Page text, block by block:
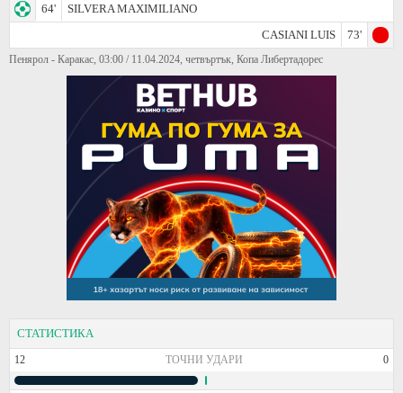
64'
SILVERA MAXIMILIANO
CASIANI LUIS
73'
Пенярол - Каракас, 03:00 / 11.04.2024, четвъртък, Копа Либертадорес
СТАТИСТИКА
12 ТОЧНИ УДАРИ 0